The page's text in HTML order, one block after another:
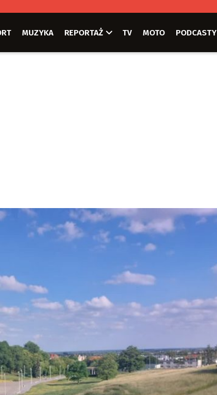
MUZYKA REPORTAŻ TV MOTO PODCASTY